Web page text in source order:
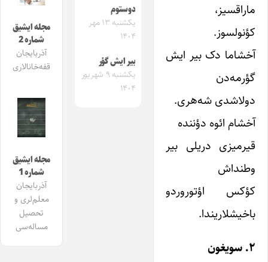
ماراقسیز،
کؤنولسوز.
آخشاما دک بیر ایش
گؤرمه‌دن
دولاشدی شه‌هری.
آخشام ائوه دؤننده
قیرمیزی دریلی بیر
وطنداش
کؤکس اؤتوروردو
باخیشلاریندا.
۲. سویغون
دوستوم
یکشنبه ۱۳ مهر
۱۴۰۴
بیر ایش گؤر
یکشنبه ۹ شهریور
۱۴۰۴
مجله ایشیق
شماره 2
آذربایجان
قفه‌خانالاری
مجله ایشیق
شماره 1
آذربایجان
معلم‌لری و
تحصیل
مساله‌سی